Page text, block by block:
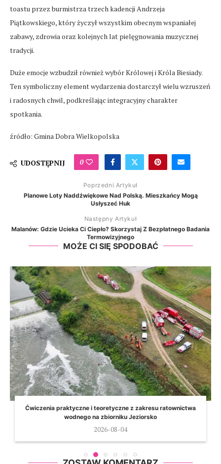
toastu przez burmistrza trzech kadencji Andrzeja
Piątkowskiego, który życzył wszystkim obecnym wspaniałej
zabawy, zdrowia oraz kolejnych lat pielęgnowania muzycznej
tradycji.
Duże emocje wzbudził również wybór Królowej i Króla Biesiady.
Ten symboliczny element wydarzenia dostarczył wielu wzruszeń
i radosnych chwil, podkreślając integracyjny charakter
spotkania.
źródło: Gmina Dobra Wielkopolska
UDOSTĘPNIJ 0
Poprzedni Artykuł
Planowe Loty Naddźwiękowe Nad Polską. Mieszkańcy Mogą
Usłyszeć Huk
Następny Artykuł
Malanów: Gdzie Ucieka Ci Ciepło? Skorzystaj Z Bezpłatnego Badania
Termowizyjnego
MOŻE CI SIĘ SPODOBAĆ
Ćwiczenia praktyczne i teoretyczne z zakresu ratownictwa
wodnego na zbiorniku Jeziorsko
2026-08-04